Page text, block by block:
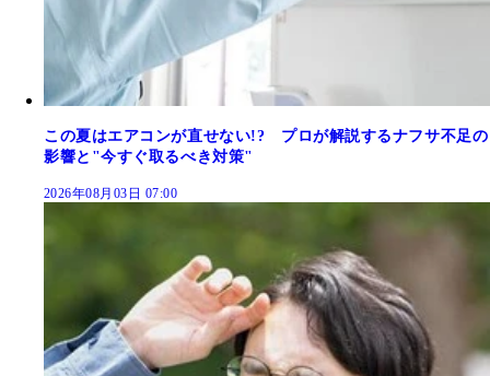
この夏はエアコンが直せない!? プロが解説するナフサ不足の
影響と"今すぐ取るべき対策"
2026年08月03日 07:00